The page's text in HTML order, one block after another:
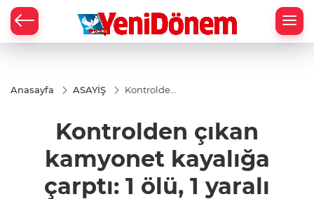
Anasayfa ASAYİŞ
Kontrolden
kayalığa
çarptı: 1
Kontrolden çıkan
kamyonet kayalığa
çarptı: 1 ölü, 1 yaralı